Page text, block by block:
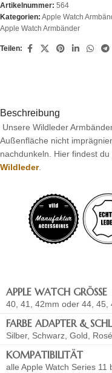
Artikelnummer: 564
Kategorien: Apple Watch
Apple Watch Armbänder
Teilen:
Beschreibung
Unsere Wildleder
Außenfläche nicht
nachdunkeln. Hier findest du
Wildleder.
APPLE WATCH GRÖSSE
40, 41, 42mm oder 44, 45,
FARBE ADAPTER &
Silber, Schwarz, Gold,
KOMPATIBILITÄT
alle Apple Watch Series 11